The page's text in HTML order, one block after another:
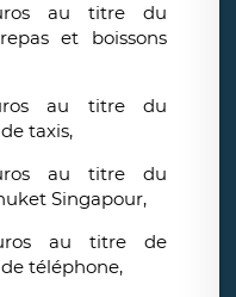
au titre du
et boissons
au titre du
taxis,
au titre du
Singapour,
au titre de
téléphone,